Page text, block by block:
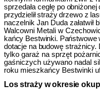
sprzedała cegłę po obniżonej
przydzielił straży drzewo z
naczelnik Jan Duda załatwił
Walcowni Metali w
kańcy Bestwinki. Państwowe
dotacje na budowę strażnicy.
tylko garaż na sprzęt
gaśniczych używano nadal
roku mieszkańcy Bestwinki
Los straży w okresie